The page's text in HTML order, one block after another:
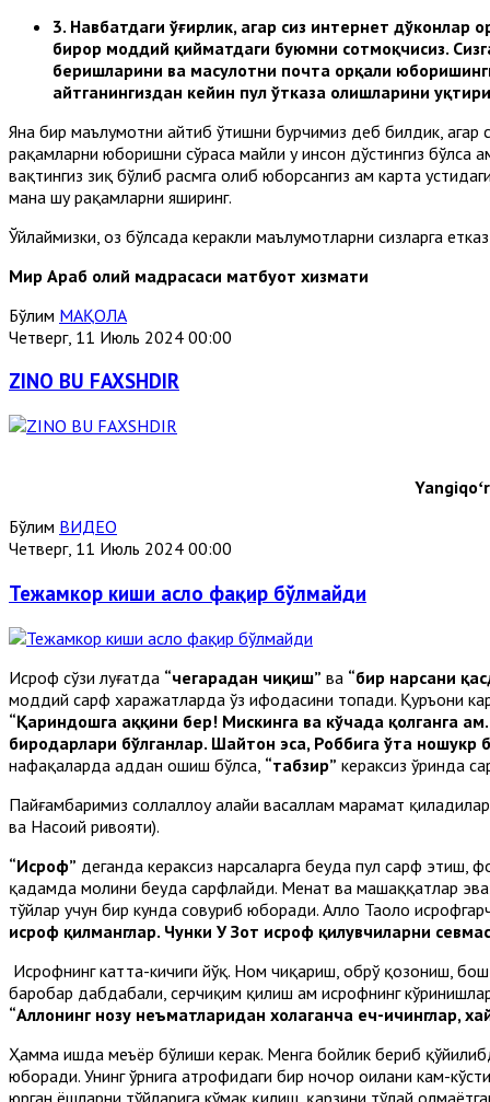
3. Навбатдаги ўғирлик, агар сиз интернет дўконлар
бирор моддий қийматдаги буюмни сотмоқчисиз.
беришларини ва маҳсулотни почта орқали
айтганингиздан кейин пул ўтказа олишларини
Яна бир маълумотни айтиб ўтишни бурчимиз деб билдик, агар
рақамларни юборишни сўраса майли у инсон дўстингиз бўлса
вақтингиз зиқ бўлиб расмга олиб юборсангиз ҳам карта
мана шу рақамларни яширинг.
Ўйлаймизки, оз бўлсада керакли маълумотларни сизларга
Мир Араб олий мадрасаси матбуот хизмати
Бўлим МАҚОЛА
Четверг, 11 Июль 2024 00:00
ZINO BU FAXSHDIR
Бўлим ВИДЕО
Четверг, 11 Июль 2024 00:00
Тежамкор киши асло фақир бўлмайди
Исроф сўзи луғатда “чегарадан чиқиш” ва “бир нарсани
моддий сарф харажатларда ўз ифодасини топади. Қуръони
“Қариндошга ҳаққини бер! Мискинга ва кўчада қолганга
биродарлари бўлганлар. Шайтон эса, Роббига ўта ношукр
нафақаларда ҳаддан ошиш бўлса, “табзир” кераксиз ўринда
Пайғамбаримиз соллаллоҳу алайҳи васаллам марҳамат
ва Насоий ривояти).
“Исроф” деганда кераксиз нарсаларга беҳуда пул сарф
қадамда молини беҳуда сарфлайди. Меҳнат ва машаққатлар
тўйлар учун бир кунда совуриб юборади. Аллоҳ Таоло
исроф қилманглар. Чунки У Зот исроф қилувчиларни
Исрофнинг катта-кичиги йўқ. Ном чиқариш, обрў қозониш,
баробар дабдабали, серчиқим қилиш ҳам исрофнинг
“Аллоҳнинг нозу неъматларидан хоҳлаганча еч-ичинглар,
Ҳамма ишда меъёр бўлиши керак. Менга бойлик бериб
юборади. Унинг ўрнига атрофидаги бир ночор оилани кам-
юрган ёшларни тўйларига кўмак қилиш, қарзини тўлай